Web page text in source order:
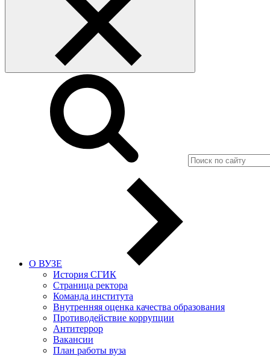
О ВУЗЕ
История СГИК
Страница ректора
Команда института
Внутренняя оценка качества образования
Противодействие коррупции
Антитеррор
Вакансии
План работы вуза